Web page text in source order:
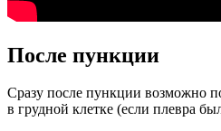
После пункции
Сразу после пункции возможно
в грудной клетке (если плевра